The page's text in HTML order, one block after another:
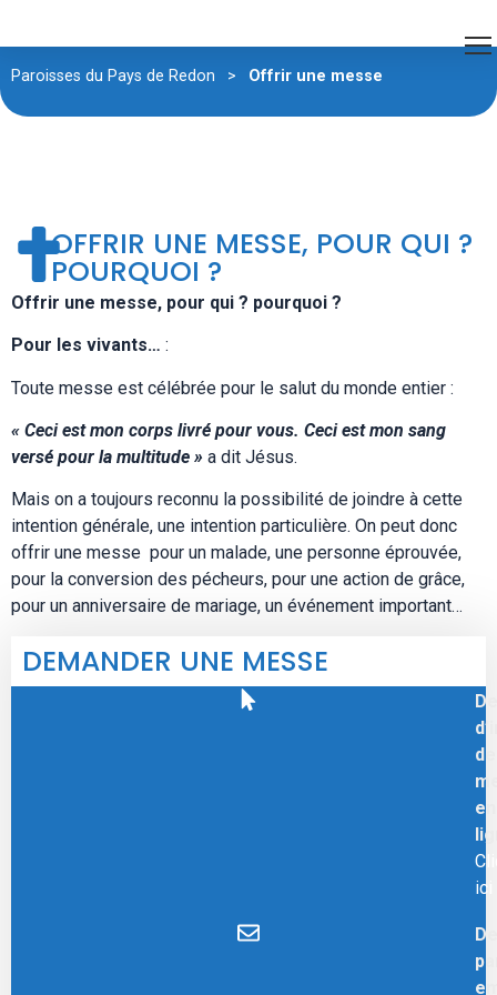
Paroisses du Pays de Redon > Offrir une messe
OFFRIR UNE MESSE, POUR QUI ?
POURQUOI ?
Offrir une messe, pour qui ? pourquoi ?
Pour les vivants… :
Toute messe est célébrée pour le salut du monde entier :
« Ceci est mon corps livré pour vous. Ceci est mon sang
versé pour la multitude » a dit Jésus.
Mais on a toujours reconnu la possibilité de joindre à cette
intention générale, une intention particulière. On peut donc
offrir une messe pour un malade, une personne éprouvée,
pour la conversion des pécheurs, pour une action de grâce,
pour un anniversaire de mariage, un événement important…
DEMANDER UNE MESSE
de
en
ici